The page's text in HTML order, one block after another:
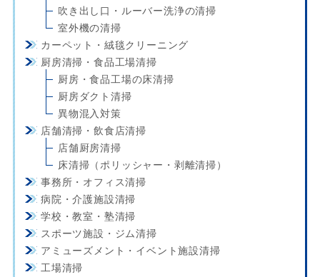
吹き出し口・ルーバー洗浄の清掃
室外機の清掃
カーペット・絨毯クリーニング
厨房清掃・食品工場清掃
厨房・食品工場の床清掃
厨房ダクト清掃
異物混入対策
店舗清掃・飲食店清掃
店舗厨房清掃
床清掃（ポリッシャー・剥離清掃）
事務所・オフィス清掃
病院・介護施設清掃
学校・教室・塾清掃
スポーツ施設・ジム清掃
アミューズメント・イベント施設清掃
工場清掃